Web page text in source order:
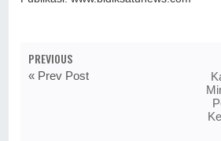
PREVIOUS
« Prev Post